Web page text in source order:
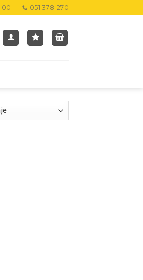
051 378-270